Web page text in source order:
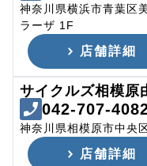
神奈川県横浜市青葉区
ラーザ 1F
店舗詳細
サイクルズ相模原
042-707-
神奈川県相模原市中央
店舗詳細